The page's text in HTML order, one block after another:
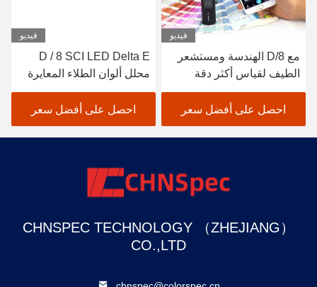
فيديو
مع D/8 الهندسة ومستشعر
الطيف لقياس أكثر دقة
احصل على أفضل سعر
فيديو
D / 8 SCI LED Delta E
محلل ألوان الطلاء المعايرة
التلقائية لمقياس الألوان
الدقيقاحصل على أفضل سعر
CHNSPEC TECHNOLOGY （ZHEJIANG）
CO.,LTD